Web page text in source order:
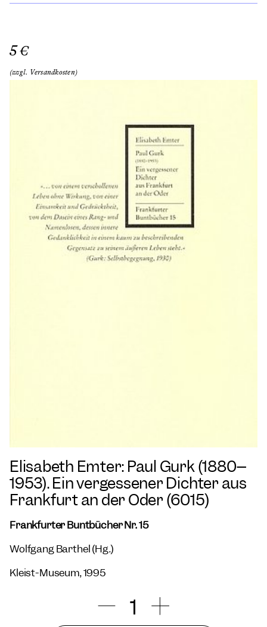
5 €
(zzgl. Versandkosten)
Elisabeth Emter: Paul Gurk (1880–
1953). Ein vergessener Dichter aus
Frankfurt an der Oder (6015)
Frankfurter Buntbücher Nr. 15
Wolfgang Barthel (Hg.)
Kleist-Museum, 1995